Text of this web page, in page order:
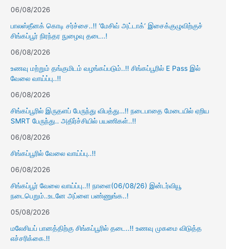
06/08/2026
பாலஸ்தீனக் கொடி சர்ச்சை..!! ‘மேசிவ் அட்டாக்’ இசைக்குழுவிற்குச்
சிங்கப்பூர் நிரந்தர நுழைவு தடை..!
06/08/2026
உணவு மற்றும் தங்குமிடம் வழங்கப்படும்..!! சிங்கப்பூரில் E Pass இல்
வேலை வாய்ப்பு..!!
06/08/2026
சிங்கப்பூரில் இருதளப் பேருந்து விபத்து…!! நடைபாதை மேடையில் ஏறிய
SMRT பேருந்து.. அதிர்ச்சியில் பயணிகள்..!!
06/08/2026
சிங்கப்பூரில் வேலை வாய்ப்பு..!!
06/08/2026
சிங்கப்பூர் வேலை வாய்ப்பு..!! நாளை(06/08/26) இன்டர்வியூ
நடைபெறும்..உடனே அப்ளை பண்ணுங்க..!
05/08/2026
மலேசியப் பானத்திற்கு சிங்கப்பூரில் தடை..!! உணவு முகமை விடுத்த
எச்சரிக்கை.!!